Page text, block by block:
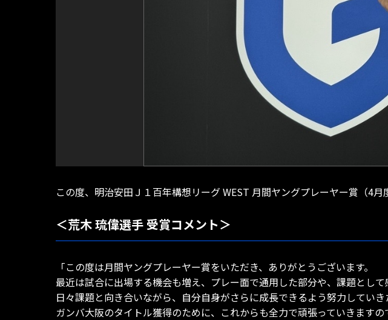
この度、明治安田Ｊ１百年構想リーグ WEST 月間ヤングプレーヤー賞（4
＜荒木 琉偉選手 受賞コメント＞
「この度は月間ヤングプレーヤー賞をいただき、ありがとうございます。
最近は試合に出場する機会も増え、プレー面で通用した部分や、課題として
日々課題と向き合いながら、自分自身がさらに成長できるよう努力していき
ガンバ大阪のタイトル獲得のために、これからも全力で頑張っていきますの